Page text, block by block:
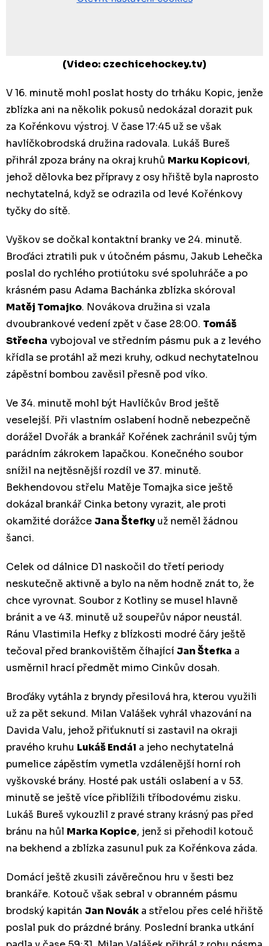
(Video: czechicehockey.tv)
V 16. minutě mohl poslat hosty do trháku Kopic, jenže
zblízka ani na několik pokusů nedokázal dorazit puk
za Kořénkovu výstroj. V čase 17:45 už se však
havlíčkobrodská družina radovala. Lukáš Bureš
přihrál zpoza brány na okraj kruhů Marku Kopicovi,
jehož dělovka bez přípravy z osy hřiště byla naprosto
nechytatelná, když se odrazila od levé Kořénkovy
tyčky do sítě.
Vyškov se dočkal kontaktní branky ve 24. minutě.
Broďáci ztratili puk v útočném pásmu, Jakub Lehečka
poslal do rychlého protiútoku své spoluhráče a po
krásném pasu Adama Bachánka zblízka skóroval
Matěj Tomajko. Novákova družina si vzala
dvoubrankové vedení zpět v čase 28:00. Tomáš
Střecha vybojoval ve středním pásmu puk a z levého
křídla se protáhl až mezi kruhy, odkud nechytatelnou
zápěstní bombou zavěsil přesně pod víko.
Ve 34. minutě mohl být Havlíčkův Brod ještě
veselejší. Při vlastním oslabení hodně nebezpečně
dorážel Dvořák a brankář Kořének zachránil svůj tým
parádním zákrokem lapačkou. Konečného soubor
snížil na nejtěsnější rozdíl ve 37. minutě.
Bekhendovou střelu Matěje Tomajka sice ještě
dokázal brankář Cinka betony vyrazit, ale proti
okamžité dorážce Jana Štefkyuž neměl žádnou
šanci.
Celek od dálnice D1 naskočil do třetí periody
neskutečně aktivně a bylo na něm hodně znát to, že
chce vyrovnat. Soubor z Kotliny se musel hlavně
bránit a ve 43. minutě už soupeřův nápor neustál.
Ránu Vlastimila Hefky z blízkosti modré čáry ještě
tečoval před brankovištěm číhající Jan Štefka a
usměrnil hrací předmět mimo Cinkův dosah.
Broďáky vytáhla z bryndy přesilová hra, kterou využili
už za pět sekund. Milan Valášek vyhrál vhazování na
Davida Valu, jehož přiťuknutí si zastavil na okraji
pravého kruhu Lukáš Endál a jeho nechytatelná
pumelice zápěstím vymetla vzdálenější horní roh
vyškovské brány. Hosté pak ustáli oslabení a v 53.
minutě se ještě více přiblížili tříbodovému zisku.
Lukáš Bureš vykouzlil z pravé strany krásný pas před
bránu na hůl Marka Kopice, jenž si přehodil kotouč
na bekhend a zblízka zasunul puk za Kořénkova záda.
Domácí ještě zkusili závěrečnou hru v šesti bez
brankáře. Kotouč však sebral v obranném pásmu
brodský kapitán Jan Novák a střelou přes celé hřiště
poslal puk do prázdné brány. Poslední branka utkání